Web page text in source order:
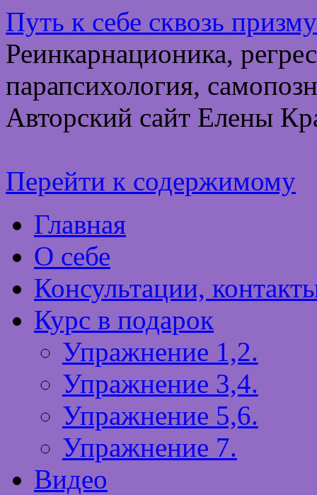
Путь к себе сквозь
Реинкарнационика,
парапсихология,
Авторский сайт Елены
Перейти к содержимому
Главная
О себе
Консультации,
Курс в подарок
Упражнение 1,2.
Упражнение 3,4.
Упражнение 5,6.
Упражнение 7.
Видео